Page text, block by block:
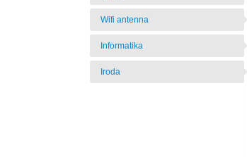
Wifi antenna
Informatika
Iroda